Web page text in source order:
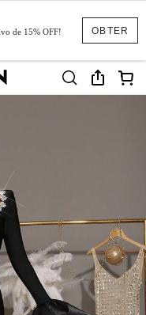
OBTER
de 15% OFF!